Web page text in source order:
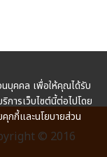
© 2016
นบุคคล เพื่อให้คุณได้รับ
การเว็บไซต์นี้ต่อไปโดย
กกี้และนโยบายส่วน